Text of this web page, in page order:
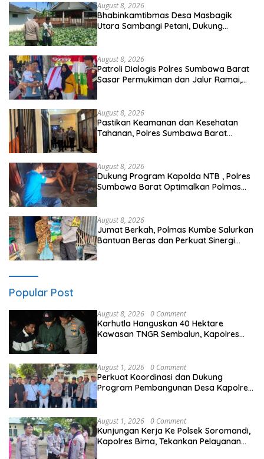
August 8, 2026
Bhabinkamtibmas Desa Masbagik
Utara Sambangi Petani, Dukung
August 8, 2026
Patroli Dialogis Polres Sumbawa Barat
Sasar Permukiman dan Jalur Ramai,
August 8, 2026
Pastikan Keamanan dan Kesehatan
Tahanan, Polres Sumbawa Barat
August 8, 2026
Dukung Program Kapolda NTB , Polres
Sumbawa Barat Optimalkan Polmas
August 8, 2026
Jumat Berkah, Polmas Kumbe Salurkan
Bantuan Beras dan Perkuat Sinergi
Popular Post
August 8, 2026 0 Comment
Karhutla Hanguskan 40 Hektare
Kawasan TNGR Sembalun, Kapolres
August 1, 2026 0 Comment
Perkuat Koordinasi dan Dukung
Program Pembangunan Desa Kapolres
August 1, 2026 0 Comment
Kunjungan Kerja Ke Polsek Soromandi,
Kapolres Bima, Tekankan Pelayanan